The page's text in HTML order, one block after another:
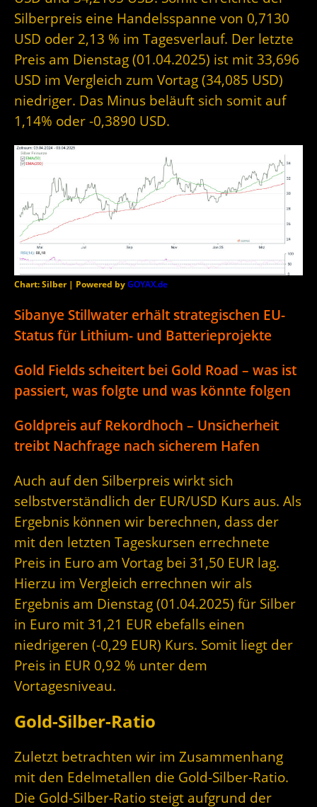
Silberpreis eine Handelsspanne von 0,7130
USD oder 2,13 % im Tagesverlauf. Der letzte
Preis am Dienstag (01.04.2025) ist mit 33,696
USD im Vergleich zum Vortag (34,085 USD)
niedriger. Das Minus beläuft sich somit auf
1,14% oder -0,3890 USD.
Chart: Silber | Powered byGOYAX.de
Sibanye Stillwater erhält strategischen EU-
Status für Lithium- und Batterieprojekte
Gold Fields scheitert bei Gold Road – was ist
passiert, was folgte und was könnte folgen
Goldpreis auf Rekordhoch – Unsicherheit
treibt Nachfrage nach sicherem Hafen
Auch auf den Silberpreis wirkt sich
selbstverständlich der EUR/USD Kurs aus. Als
Ergebnis können wir berechnen, dass der
mit den letzten Tageskursen errechnete
Preis in Euro am Vortag bei 31,50 EUR lag.
Hierzu im Vergleich errechnen wir als
Ergebnis am Dienstag (01.04.2025) für Silber
in Euro mit 31,21 EUR ebefalls einen
niedrigeren (-0,29 EUR) Kurs. Somit liegt der
Preis in EUR 0,92 % unter dem
Vortagesniveau.
Gold-Silber-Ratio
Zuletzt betrachten wir im Zusammenhang
mit den Edelmetallen die Gold-Silber-Ratio.
Die Gold-Silber-Ratio steigt aufgrund der